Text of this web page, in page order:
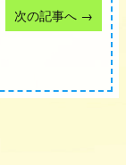
次の記事へ →